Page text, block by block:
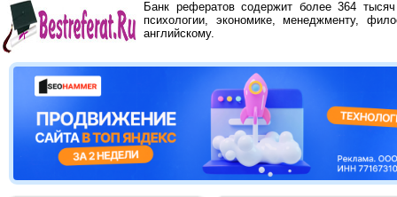
Банк рефератов содержит более 364
психологии, экономике, менеджменту,
английскому.